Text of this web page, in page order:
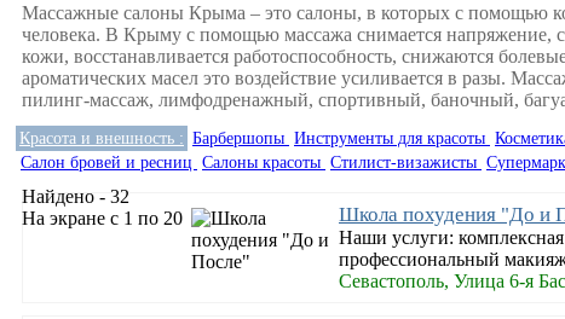
Массажные салоны Крыма – это салоны, в которых с помощью
человека. В Крыму с помощью массажа снимается напряжение,
кожи, восстанавливается работоспособность, снижаются
ароматических масел это воздействие усиливается в разы.
пилинг-массаж, лимфодренажный, спортивный, баночный,
Красота и внешность : Барбершопы Инструменты для красоты
Салон бровей и ресниц Салоны красоты Стилист-визажисты
Найдено - 32
На экране с 1 по 20
Школа похудения "До и
Наши услуги:
профессиональный
Севастополь, Улица 6-я